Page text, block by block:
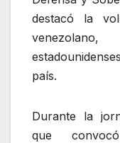
destacó la
país.
Durante la
que